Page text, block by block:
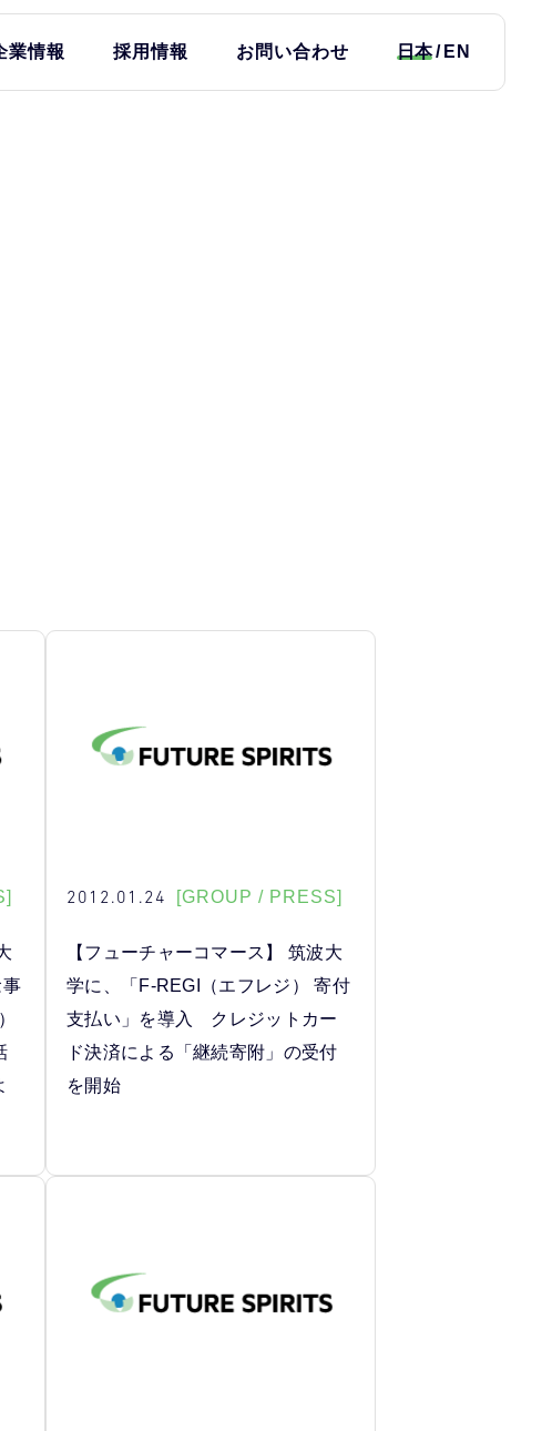
業情報 採用情報 お問い合わせ 日本 EN
2012.01.24 [GROUP / PRESS]
【フューチャーコマース】 筑波大
学に、「F-REGI（エフレジ） 寄付
支払い」を導入 クレジットカー
ド決済による「継続寄附」の受付
を開始